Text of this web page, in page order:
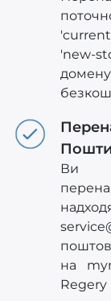
'new-
Ви
на
Regery